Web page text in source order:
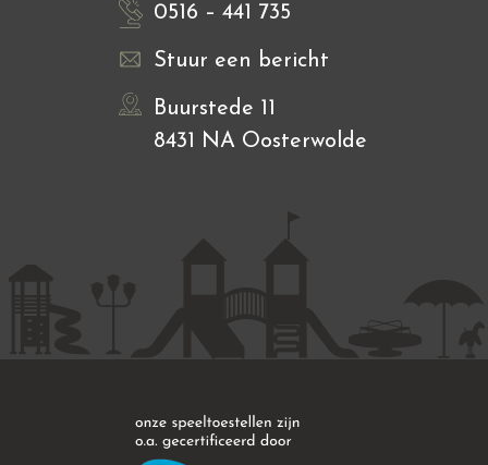
0516 – 441 735
Stuur een bericht
Buurstede 11
8431 NA Oosterwolde